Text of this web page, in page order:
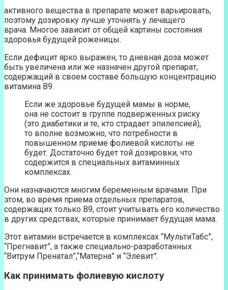
активного вещества в препарате может варьировать,
поэтому дозировку лучше уточнять у лечащего
врача. Многое зависит от общей картины состояния
здоровья будущей роженицы.
Если дефицит ярко выражен, то дневная доза может
быть увеличена или же назначен другой препарат,
содержащий в своем составе большую концентрацию
витамина В9.
Если же здоровье будущей мамы в норме,
она не состоит в группе подверженных риску
(это диабетики и те, кто страдает эпилепсией),
то вполне возможно, что потребности в
повышенном приеме фолиевой кислоты не
будет. Достаточно будет той дозировки, что
содержится в специальных витаминных
комплексах.
Они назначаются многим беременным врачами. При
этом, во время приема отдельных препаратов,
содержащих только В9, стоит учитывать его количество
в других средствах, которые принимает будущая мама.
Этот витамин встречается в комплексах “МультиТабс”,
“Прегнавит”, а также специально-разработанных
“Витрум Пренатал”,“Матерна” и “Элевит”.
Как принимать фолиевую кислоту